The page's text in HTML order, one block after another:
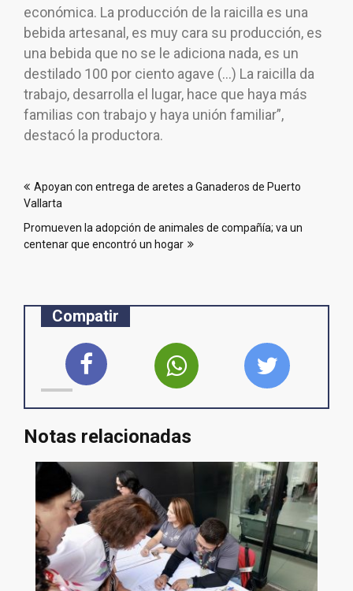
económica. La producción de la raicilla es una
bebida artesanal, es muy cara su producción, es
una bebida que no se le adiciona nada, es un
destilado 100 por ciento agave (…) La raicilla da
trabajo, desarrolla el lugar, hace que haya más
familias con trabajo y haya unión familiar”,
destacó la productora.
de
entradas
Apoyan con entrega de aretes a Ganaderos de Puerto
Vallarta
Promueven la adopción de animales de compañía; va un
centenar que encontró un hogar
Compatir
Notas relacionadas